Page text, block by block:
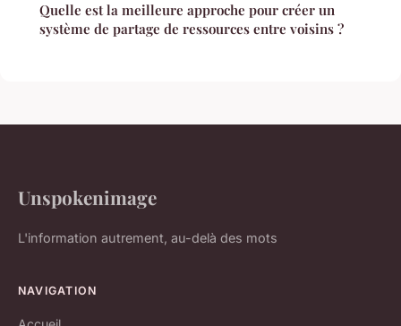
Quelle est la meilleure approche pour créer un
système de partage de ressources entre voisins ?
Unspokenimage
L'information autrement, au-delà des mots
NAVIGATION